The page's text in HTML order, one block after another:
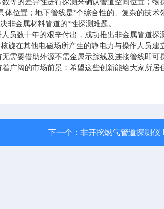
等的差异性进行探测来确认管道空间位置；物
位置；地下管线是*个综合性的、复杂的技术
非金属材料管道的*性探测难题。
员数十年的艰辛付出，成功推出非金属管道探
旋在其他电磁场所产生的静电力与操作人员建
需要借助外源不需金属示踪线及连接管线即可
广阔的市场前景；希望这些创新能给大家所居
下一个： 非开挖燃气管道探测仪